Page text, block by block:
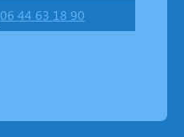
06 44 63 18 90